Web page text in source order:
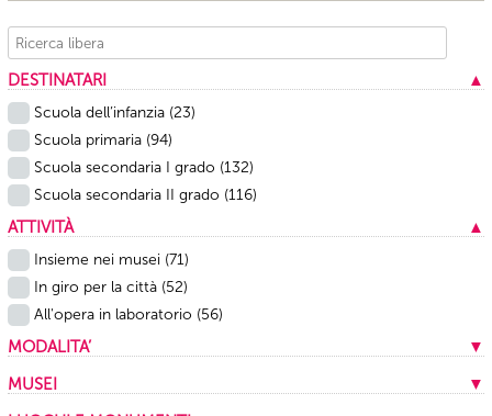
DESTINATARI ▲
Scuola dell’infanzia (23)
Scuola primaria (94)
Scuola secondaria I grado (132)
Scuola secondaria II grado (116)
ATTIVITÀ ▲
Insieme nei musei (71)
In giro per la città (52)
All'opera in laboratorio (56)
MODALITA’ ▼
In presenza
MUSEI ▼